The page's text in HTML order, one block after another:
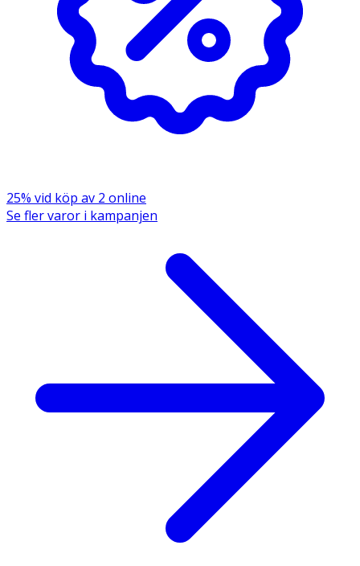
Förvaras svalt och torrt.
Viscose, synthetic rubber, polypropylene
FSC Forest Steward Council Mix
25% vid köp av 2 online
Se fler varor i kampanjen